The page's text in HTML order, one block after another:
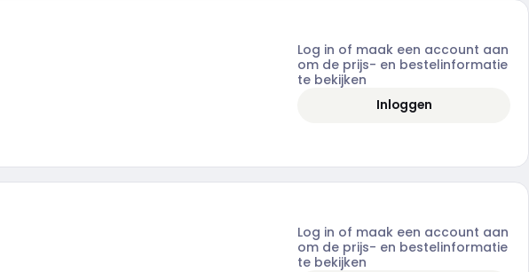
Log in of maak een account aan
om de prijs- en bestelinformatie
te bekijken
Inloggen
Log in of maak een account aan
om de prijs- en bestelinformatie
te bekijken